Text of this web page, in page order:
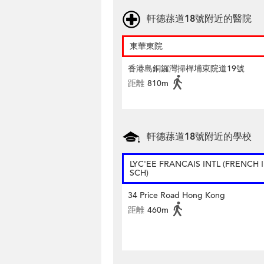
軒德蓀道18號附近的醫院
東華東院
香港島銅鑼灣掃桿埔東院道19號
距離 810m
軒德蓀道18號附近的學校
LYC'EE FRANCAIS INTL (FRENCH
SCH)
34 Price Road Hong Kong
距離 460m